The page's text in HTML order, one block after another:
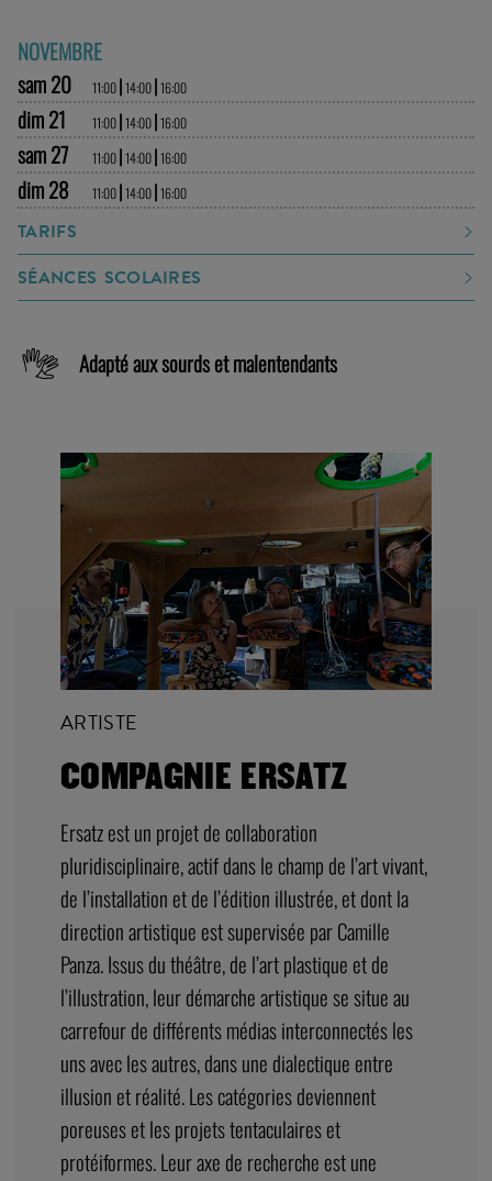
NOVEMBRE
sam 20
11:00|14:00|16:00
dim 21 11:00|14:00|16:00
sam 27 11:00|14:00|16:00
dim 28 11:00|14:00|16:00
TARIFS
SÉANCES SCOLAIRES
Adapté aux sourds et malentendants
ARTISTE
COMPAGNIE ERSATZ
Ersatz est un projet de collaboration
pluridisciplinaire, actif dans le champ de l’art vivant,
de l’installation et de l’édition illustrée, et dont la
direction artistique est supervisée par Camille
Panza. Issus du théâtre, de l’art plastique et de
l’illustration, leur démarche artistique se situe au
carrefour de différents médias interconnectés les
uns avec les autres, dans une dialectique entre
illusion et réalité. Les catégories deviennent
poreuses et les projets tentaculaires et
protéiformes. Leur axe de recherche est une